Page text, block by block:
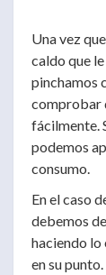
Una vez
caldo que le
pinchamos
comprobar
fácilmente.
podemos
consumo.
En el caso
debemos
haciendo lo
en su